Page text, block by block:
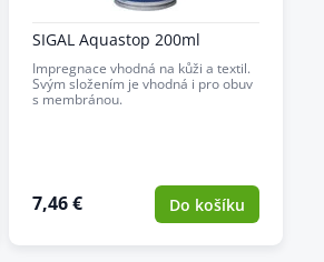
SIGAL Aquastop 200ml
Impregnace vhodná na kůži a textil.
Svým složením je vhodná i pro obuv
s membránou.
7,46 € Do košíku